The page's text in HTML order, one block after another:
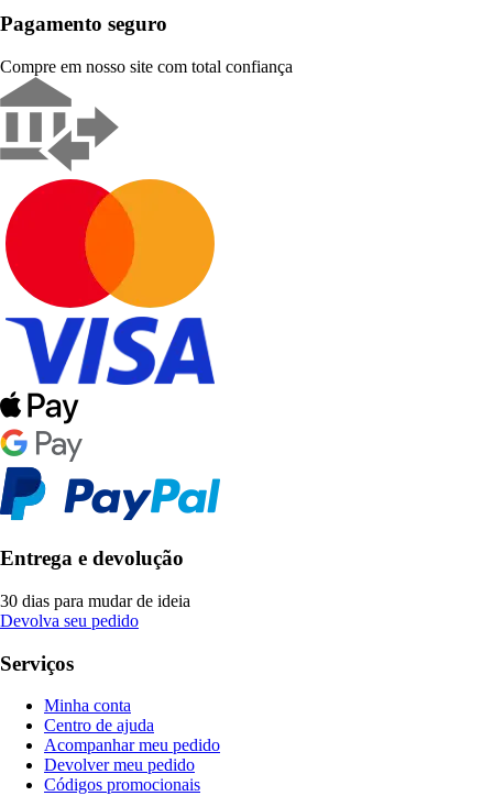
Pagamento seguro
Compre em nosso site com total confiança
Entrega e devolução
30 dias para mudar de ideia
Devolva seu pedido
Serviços
Minha conta
Centro de ajuda
Acompanhar meu pedido
Devolver meu pedido
Códigos promocionais